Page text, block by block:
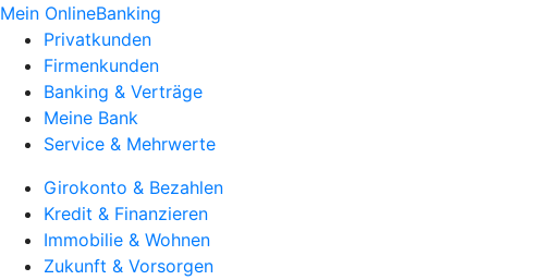
Mein OnlineBanking
Privatkunden
Firmenkunden
Banking & Verträge
Meine Bank
Service & Mehrwerte
Girokonto & Bezahlen
Kredit & Finanzieren
Immobilie & Wohnen
Zukunft & Vorsorgen